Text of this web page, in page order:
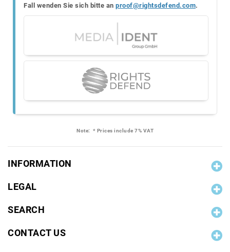
Fall wenden Sie sich bitte an proof@rightsdefend.com.
Note: * Prices include 7% VAT
INFORMATION
LEGAL
SEARCH
CONTACT US